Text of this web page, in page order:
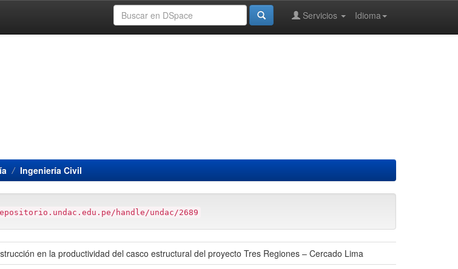
Idioma
Servicios
Ingeniería Civil
handle/undac/2689
en la productividad del casco estructural del proyecto Tres Regiones – Cercado Lima